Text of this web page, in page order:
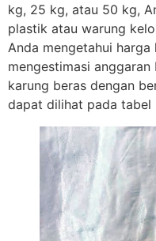
kg, 25 kg, atau 50 kg,
plastik atau warung
Anda mengetahui
mengestimasi
karung beras dengan
dapat dilihat pada tabel